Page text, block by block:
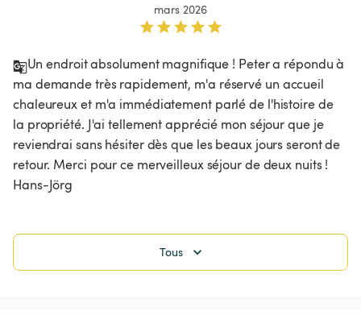
mars 2026
Un endroit absolument magnifique ! Peter a répondu à
ma demande très rapidement, m'a réservé un accueil
chaleureux et m'a immédiatement parlé de l'histoire de
la propriété. J'ai tellement apprécié mon séjour que je
reviendrai sans hésiter dès que les beaux jours seront de
retour. Merci pour ce merveilleux séjour de deux nuits !
Hans-Jörg
Tous